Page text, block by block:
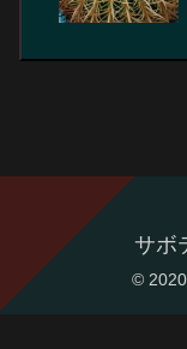
サボ
©